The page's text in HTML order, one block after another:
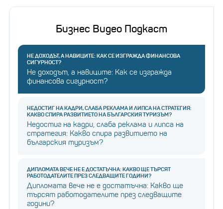
Най-известен е с това, че озвучава суперзлодея от
Бизнес Видео Подкаст
НЕ ДОХОДЪТ, А НАВИЦИТЕ: КАК СЕ ИЗГРАЖДА ФИНАНСОВА
СИГУРНОСТ?
Не доходът, а навиците: Как се изгражда
финансова сигурност?
НЕДОСТИГ НА КАДРИ, СЛАБА РЕКЛАМА И ЛИПСА НА СТРАТЕГИЯ:
КАКВО СПИРА РАЗВИТИЕТО НА БЪЛГАРСКИЯ ТУРИЗЪМ?
Недостиг на кадри, слаба реклама и липса на
стратегия: Какво спира развитието на
българския туризъм?
ДИПЛОМАТА ВЕЧЕ НЕ Е ДОСТАТЪЧНА: КАКВО ЩЕ ТЪРСЯТ
РАБОТОДАТЕЛИТЕ ПРЕЗ СЛЕДВАЩИТЕ ГОДИНИ?
Дипломата вече не е достатъчна: Какво ще
търсят работодателите през следващите
години?